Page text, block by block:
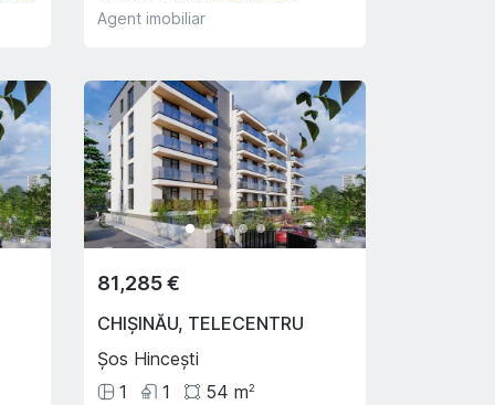
Agent imobiliar
81,285 €
CHIȘINĂU, TELECENTRU
Șos Hincești
1
1 54 m2